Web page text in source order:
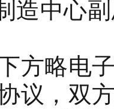
造中心
方略电
议，双